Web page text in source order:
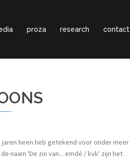
proza research contact
heen heb getekend voor onder meer
naam 'De zin van... emdé / kvk' zijn het